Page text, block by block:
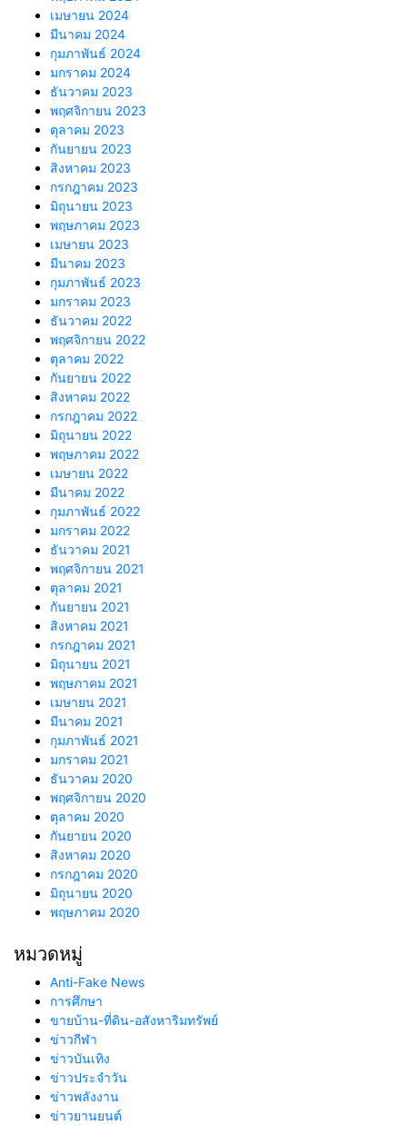
เมษายน 2024
มีนาคม 2024
กุมภาพันธ์ 2024
มกราคม 2024
ธันวาคม 2023
พฤศจิกายน 2023
ตุลาคม 2023
กันยายน 2023
สิงหาคม 2023
กรกฎาคม 2023
มิถุนายน 2023
พฤษภาคม 2023
เมษายน 2023
มีนาคม 2023
กุมภาพันธ์ 2023
มกราคม 2023
ธันวาคม 2022
พฤศจิกายน 2022
ตุลาคม 2022
กันยายน 2022
สิงหาคม 2022
กรกฎาคม 2022
มิถุนายน 2022
พฤษภาคม 2022
เมษายน 2022
มีนาคม 2022
กุมภาพันธ์ 2022
มกราคม 2022
ธันวาคม 2021
พฤศจิกายน 2021
ตุลาคม 2021
กันยายน 2021
สิงหาคม 2021
กรกฎาคม 2021
มิถุนายน 2021
พฤษภาคม 2021
เมษายน 2021
มีนาคม 2021
กุมภาพันธ์ 2021
มกราคม 2021
ธันวาคม 2020
พฤศจิกายน 2020
ตุลาคม 2020
กันยายน 2020
สิงหาคม 2020
กรกฎาคม 2020
มิถุนายน 2020
พฤษภาคม 2020
หมวดหมู่
Anti-Fake News
การศึกษา
ขายบ้าน-ที่ดิน-อสังหาริมทรัพย์
ข่าวกีฬา
ข่าวบันเทิง
ข่าวประจำวัน
ข่าวพลังงาน
ข่าวยานยนต์